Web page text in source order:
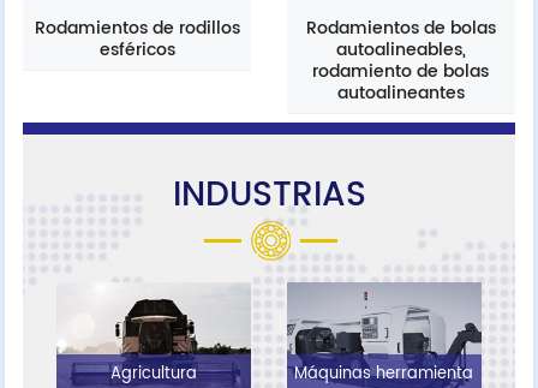
Rodamientos de rodillos
esféricos
Rodamientos de bolas
autoalineables,
rodamiento de bolas
autoalineantes
INDUSTRIAS
Agricultura Máquinas herramienta